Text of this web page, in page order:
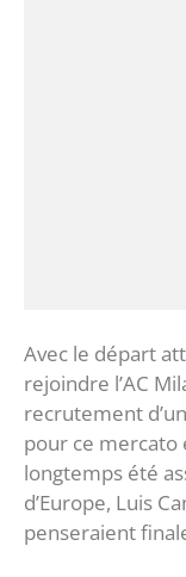
Avec le départ
rejoindre l’AC
recrutement
pour ce mercato
longtemps été
d’Europe, Luis
penseraient